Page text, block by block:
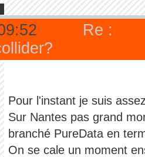
Re :
Pour l'instant je suis
Sur Nantes pas grand
branché PureData en
On se cale un moment